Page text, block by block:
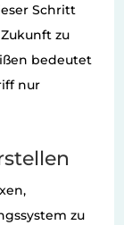
Schritt
zu
bedeutet
nur
zu